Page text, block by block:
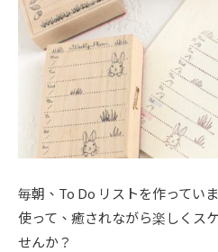
毎朝、To Do リストを作ってい
使って、癒されながら楽しくス
せんか？